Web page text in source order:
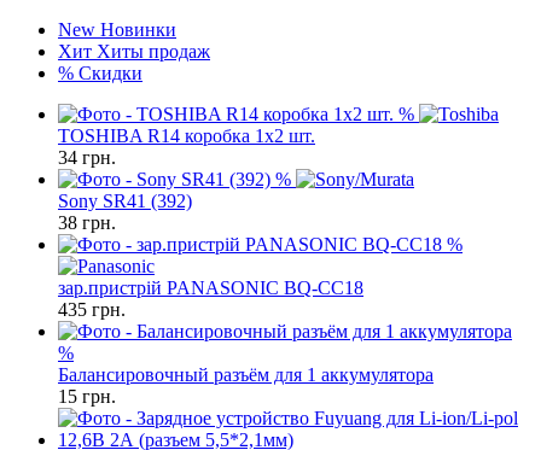
New Новинки
Хит Хиты продаж
% Скидки
%
TOSHIBA R14 коробка 1x2 шт.
34 грн.
%
Sony SR41 (392)
38 грн.
%
зар.пристрiй PANASONIC BQ-CC18
435 грн.
%
Балансировочный разъём для 1 аккумулятора
15 грн.